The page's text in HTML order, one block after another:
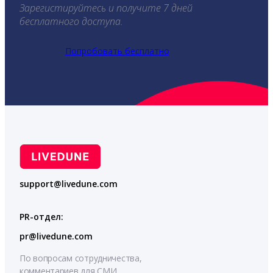
Зарегистируйтесь и получите 7 дней
бесплатного доступа.
Попробовать бесплатно
support@livedune.com
PR-отдел:
pr@livedune.com
По вопросам сотрудничества,